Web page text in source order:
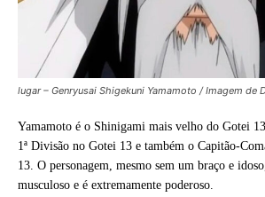
lugar – Genryusai Shigekuni Yamamoto / Imagem de
Yamamoto é o Shinigami mais velho do Gotei
1ª Divisão no Gotei 13 e também o Capitão-
13. O personagem, mesmo sem um braço e
musculoso e é extremamente poderoso.